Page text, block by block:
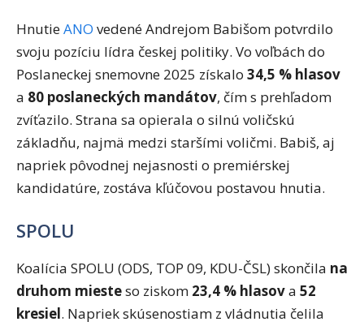
HnutieANO vedené Andrejom Babišom potvrdilo
svoju pozíciu lídra českej politiky. Vo voľbách do
Poslaneckej snemovne 2025 získalo 34,5 % hlasov
a 80 poslaneckých mandátov, čím s prehľadom
zvíťazilo. Strana sa opierala o silnú voličskú
základňu, najmä medzi staršími voličmi. Babiš, aj
napriek pôvodnej nejasnosti o premiérskej
kandidatúre, zostáva kľúčovou postavou hnutia.
SPOLU
Koalícia SPOLU (ODS, TOP 09, KDU-ČSL) skončila na
druhom miesteso ziskom 23,4 % hlasova 52
kresiel. Napriek skúsenostiam z vládnutia čelila